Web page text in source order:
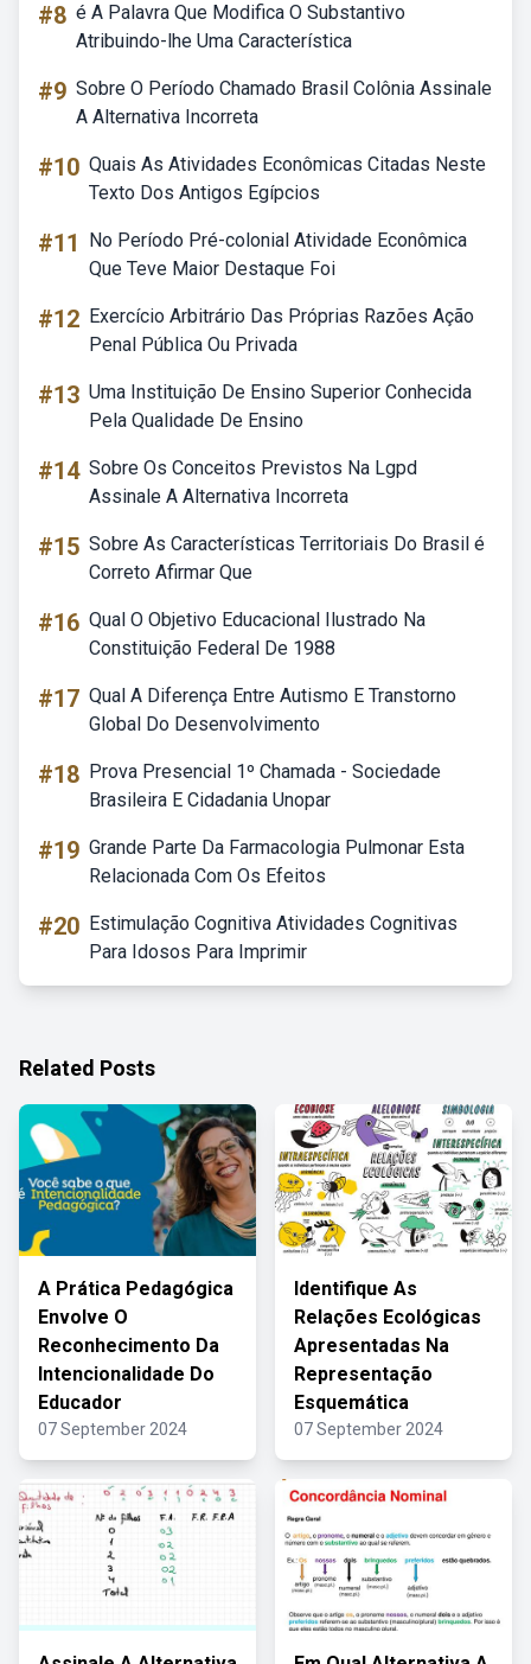
#8 é A Palavra Que Modifica O Substantivo
Atribuindo-lhe Uma Característica
#9 Sobre O Período Chamado Brasil Colônia Assinale
A Alternativa Incorreta
#10 Quais As Atividades Econômicas Citadas Neste
Texto Dos Antigos Egípcios
#11
No Período Pré-colonial Atividade Econômica
Que Teve Maior Destaque Foi
#12 Exercício Arbitrário Das Próprias Razões Ação
Penal Pública Ou Privada
#13 Uma Instituição De Ensino Superior Conhecida
Pela Qualidade De Ensino
#14 Sobre Os Conceitos Previstos Na Lgpd
Assinale A Alternativa Incorreta
#15 Sobre As Características Territoriais Do Brasil é
Correto Afirmar Que
#16 Qual O Objetivo Educacional Ilustrado Na
Constituição Federal De 1988
#17 Qual A Diferença Entre Autismo E Transtorno
Global Do Desenvolvimento
#18 Prova Presencial 1º Chamada - Sociedade
Brasileira E Cidadania Unopar
#19 Grande Parte Da Farmacologia Pulmonar Esta
Relacionada Com Os Efeitos
#20 Estimulação Cognitiva Atividades Cognitivas
Para Idosos Para Imprimir
Related Posts
A Prática Pedagógica
Envolve O
Reconhecimento Da
Intencionalidade Do
Educador
07 September 2024
Identifique As
Relações Ecológicas
Apresentadas Na
Representação
Esquemática
07 September 2024